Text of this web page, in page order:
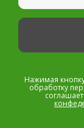
Нажимая
обработку